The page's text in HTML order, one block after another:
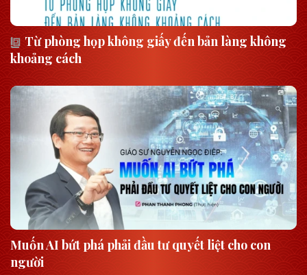
Từ phòng họp không giấy đến bản làng không
khoảng cách
Muốn AI bứt phá phải đầu tư quyết liệt cho con
người